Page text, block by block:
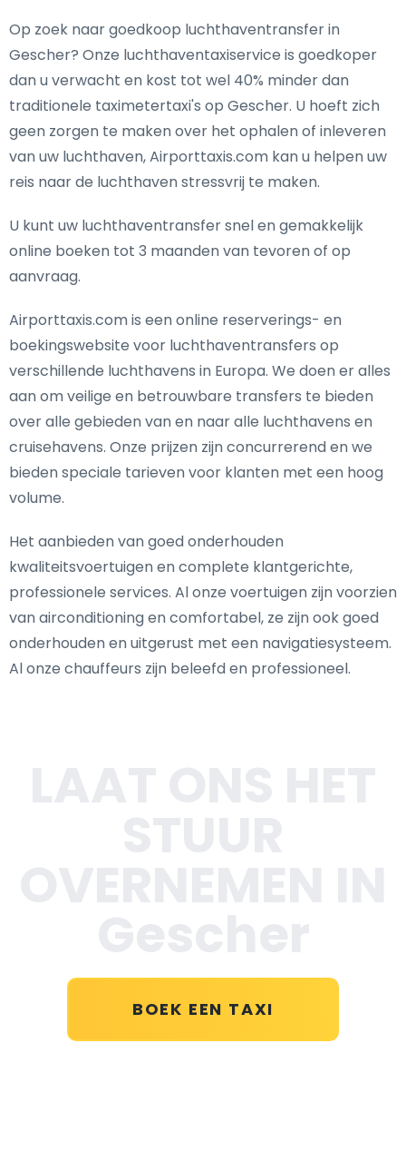
Op zoek naar goedkoop luchthaventransfer in
Gescher? Onze luchthaventaxiservice is goedkoper
dan u verwacht en kost tot wel 40% minder dan
traditionele taximetertaxi's op Gescher. U hoeft zich
geen zorgen te maken over het ophalen of inleveren
van uw luchthaven, Airporttaxis.com kan u helpen uw
reis naar de luchthaven stressvrij te maken.
U kunt uw luchthaventransfer snel en gemakkelijk
online boeken tot 3 maanden van tevoren of op
aanvraag.
Airporttaxis.com is een online reserverings- en
boekingswebsite voor luchthaventransfers op
verschillende luchthavens in Europa. We doen er alles
aan om veilige en betrouwbare transfers te bieden
over alle gebieden van en naar alle luchthavens en
cruisehavens. Onze prijzen zijn concurrerend en we
bieden speciale tarieven voor klanten met een hoog
volume.
Het aanbieden van goed onderhouden
kwaliteitsvoertuigen en complete klantgerichte,
professionele services. Al onze voertuigen zijn voorzien
van airconditioning en comfortabel, ze zijn ook goed
onderhouden en uitgerust met een navigatiesysteem.
Al onze chauffeurs zijn beleefd en professioneel.
BOEK EEN TAXI